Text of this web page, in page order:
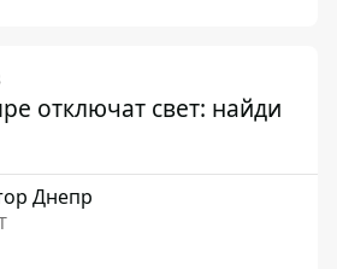
отключат свет: найди
Днепр